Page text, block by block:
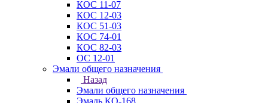
КОС 11-07
КОС 12-03
КОС 51-03
КОС 74-01
КОС 82-03
ОС 12-01
Эмали общего назначения
Назад
Эмали общего назначения
Эмаль КО-168